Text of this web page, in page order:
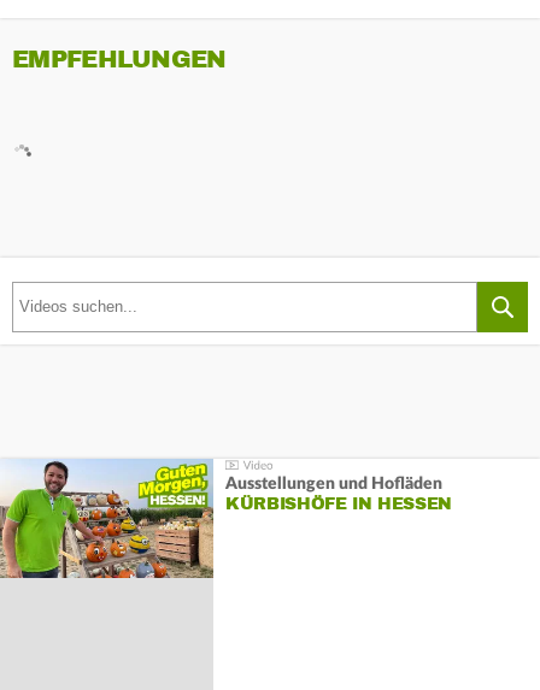
EMPFEHLUNGEN
Ausstellungen und Hofläden
KÜRBISHÖFE IN HESSEN